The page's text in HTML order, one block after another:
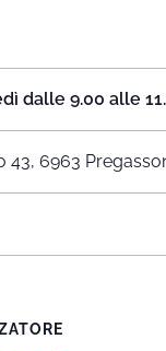
dalle 9.00 alle
43, 6963